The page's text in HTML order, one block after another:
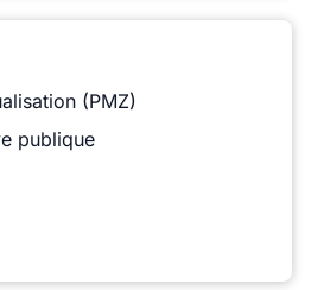
(PMZ)
publique